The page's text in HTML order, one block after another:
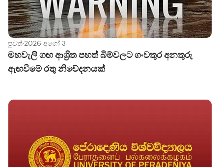
පුවත්·2026 අගෝ 3
මහවැලි ගඟ ආශ්‍රිත පහත් බිම්වලට ගංවතුර අනතුරු
ඇඟවීමේ රතු නිවේදනයක්